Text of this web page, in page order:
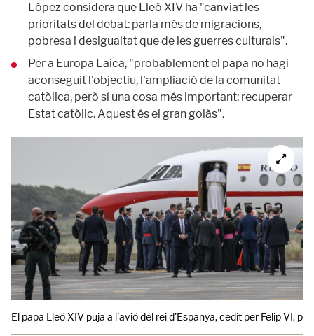
López considera que Lleó XIV ha "canviat les
prioritats del debat: parla més de migracions,
pobresa i desigualtat que de les guerres culturals".
Per a Europa Laica, "probablement el papa no hagi
aconseguit l'objectiu, l'ampliació de la comunitat
catòlica, però sí una cosa més important: recuperar
Estat catòlic. Aquest és el gran golàs".
El papa Lleó XIV puja a l'avió del rei d'Espanya, cedit per Felip VI,